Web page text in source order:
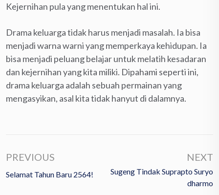
Kejernihan pula yang menentukan hal ini.
Drama keluarga tidak harus menjadi masalah. Ia bisa
menjadi warna warni yang memperkaya kehidupan. Ia
bisa menjadi peluang belajar untuk melatih kesadaran
dan kejernihan yang kita miliki. Dipahami seperti ini,
drama keluarga adalah sebuah permainan yang
mengasyikan, asal kita tidak hanyut di dalamnya.
PREVIOUS
Selamat Tahun Baru 2564!
NEXT
Sugeng Tindak Suprapto Suryo
Dharmo